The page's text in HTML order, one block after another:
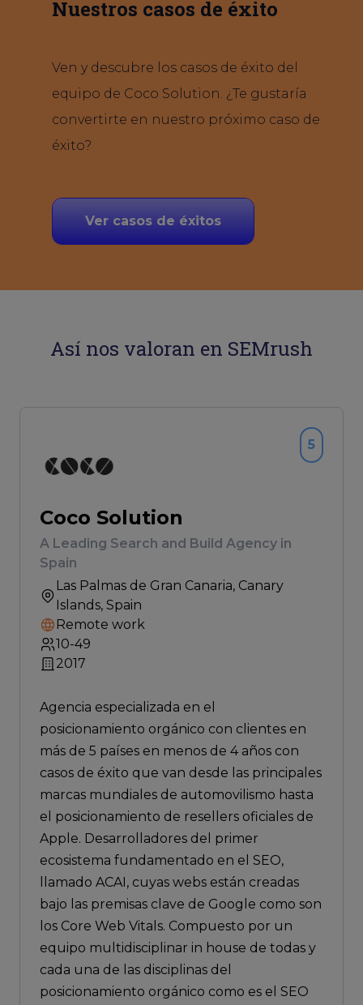
Nuestros casos de éxito
Ven y descubre los casos de éxito del
equipo de Coco Solution. ¿Te gustaría
convertirte en nuestro próximo caso de
éxito?
Ver casos de éxitos
Así nos valoran en SEMrush
Coco Solution
A Leading Search and Build Agency in
Spain
Las Palmas de Gran Canaria, Canary
Islands, Spain
Remote work
10-49
2017
5
Agencia especializada en el
posicionamiento orgánico con clientes en
más de 5 países en menos de 4 años con
casos de éxito que van desde las principales
marcas mundiales de automovilismo hasta
el posicionamiento de resellers oficiales de
Apple. Desarrolladores del primer
ecosistema fundamentado en el SEO,
llamado ACAI, cuyas webs están creadas
bajo las premisas clave de Google como son
los Core Web Vitals. Compuesto por un
equipo multidisciplinar in house de todas y
cada una de las disciplinas del
posicionamiento orgánico como es el SEO